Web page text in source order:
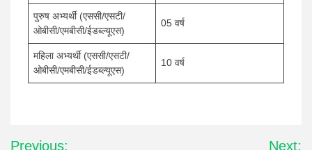
पुरुष अभ्यर्थी (एससी/एसटी/
ओबीसी/एमबीसी/ईडब्ल्यूएस)
05 वर्ष
महिला अभ्यर्थी (एससी/एसटी/
ओबीसी/एमबीसी/ईडब्ल्यूएस)
10 वर्ष
Post
Previous: Next: